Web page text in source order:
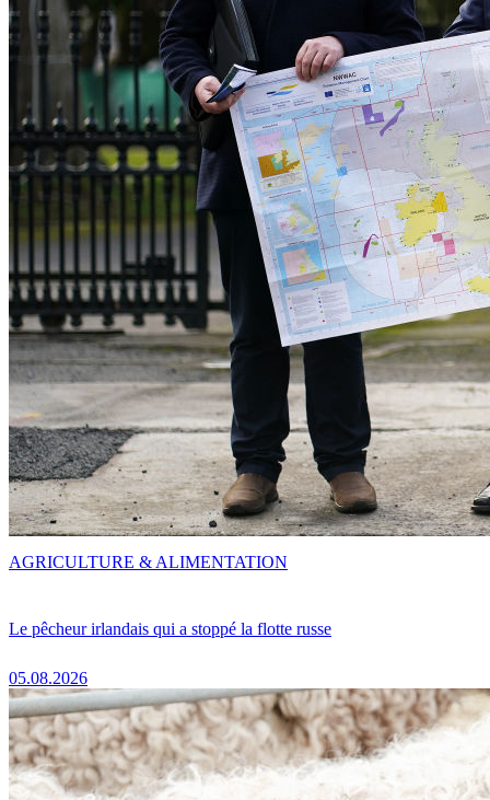
Le pêcheur irlandais qui a stoppé la flotte russe
05.08.2026
AGRICULTURE & ALIMENTATION